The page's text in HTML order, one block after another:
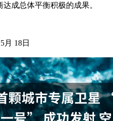
成总体平衡积极的成果。
月 18日